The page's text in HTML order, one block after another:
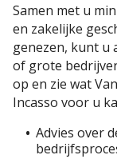
Samen met u
en zakelijke
genezen, kunt u
of grote
op en zie wat
Incasso voor u
Advies over